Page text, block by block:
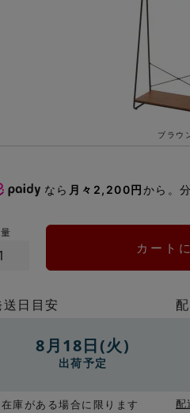
ブラウ
なら 月々2,200円から。
カート
送日目安
8月18日(火)
出荷予定
庫がある場合に限ります
配